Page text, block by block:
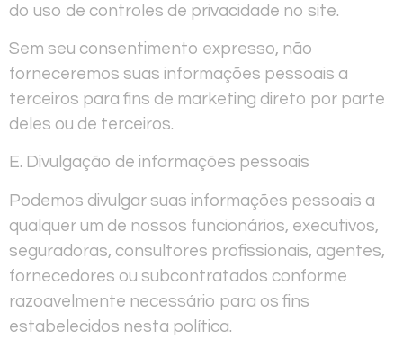
do uso de controles de privacidade no site.
Sem seu consentimento expresso, não
forneceremos suas informações pessoais a
terceiros para fins de marketing direto por parte
deles ou de terceiros.
E. Divulgação de informações pessoais
Podemos divulgar suas informações pessoais a
qualquer um de nossos funcionários, executivos,
seguradoras, consultores profissionais, agentes,
fornecedores ou subcontratados conforme
razoavelmente necessário para os fins
estabelecidos nesta política.